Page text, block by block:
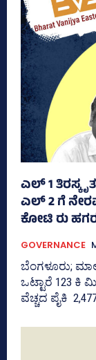
ಎಲ್‌ 1
ಎಲ್ 2 ಗೆ
ಕೋಟಿ ರು
GOVERNANCE
ಬೆಂಗಳೂರು;
ಒಟ್ಟಾರೆ 123 ಕಿ
ವೆಚ್ಚದ ಪೈಕಿ